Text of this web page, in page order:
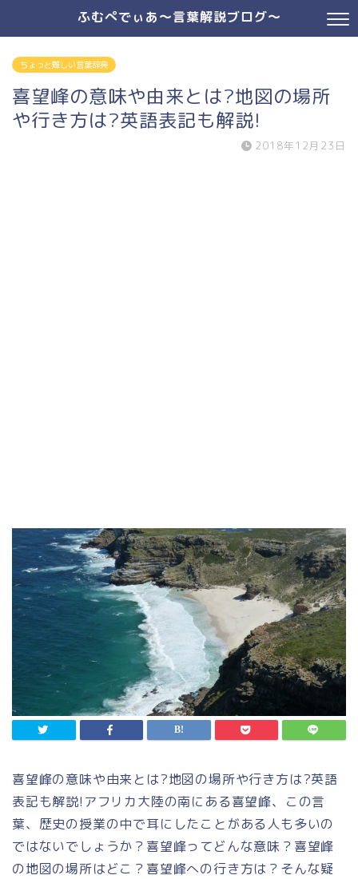
ふむぺでぃあ～言葉解説ブログ～
ちょっと難しい言葉辞典
喜望峰の意味や由来とは?地図の場所
や行き方は?英語表記も解説!
2018年12月23日
喜望峰の意味や由来とは?地図の場所や行き方は?英語
表記も解説!アフリカ大陸の南にある喜望峰、この言
葉、歴史の授業の中で耳にしたことがある人も多いの
ではないでしょうか？喜望峰ってどんな意味？喜望峰
の地図の場所はどこ？喜望峰への行き方は？そんな疑